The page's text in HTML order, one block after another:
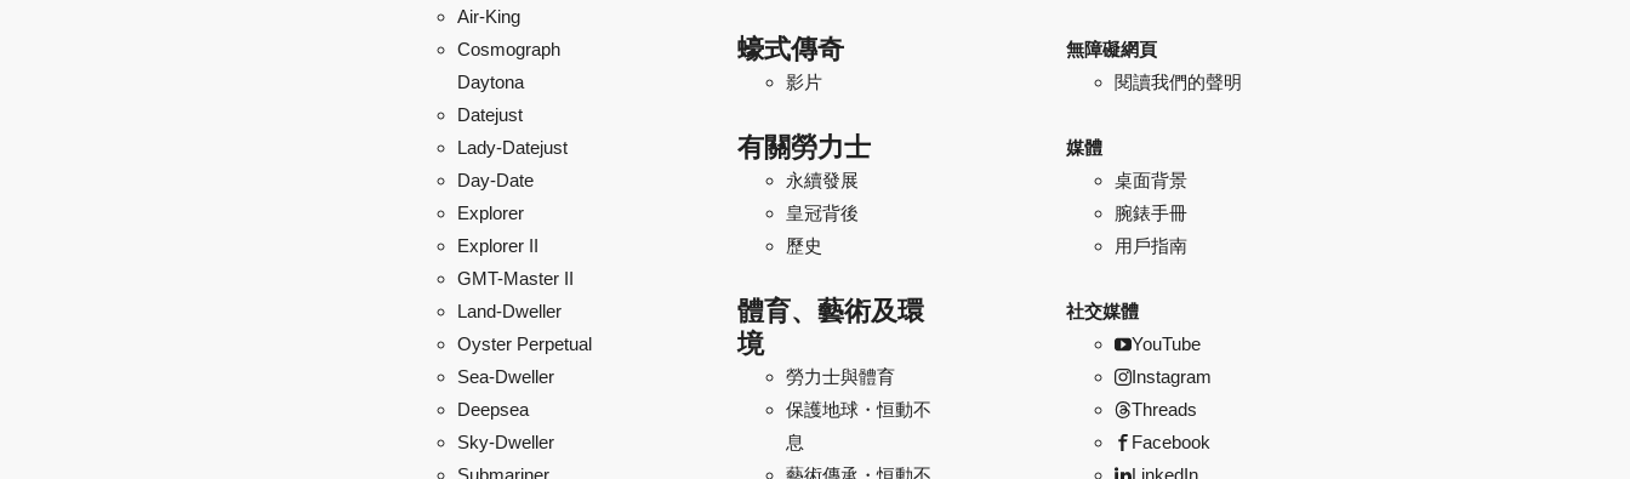
Air-King
Cosmograph
Daytona
Datejust
Lady-Datejust
Day-Date
Explorer
Explorer II
GMT-Master II
Land-Dweller
Oyster Perpetual
Sea-Dweller
Deepsea
Sky-Dweller
Submariner
蠔式傳奇
影片
有關勞力士
永續發展
皇冠背後
歷史
體育、藝術及環
境
勞力士與體育
保護地球・恒動不
息
藝術傳承・恒動不
無障礙網頁
閱讀我們的聲明
媒體
桌面背景
腕錶手冊
用戶指南
社交媒體
YouTube
Instagram
Threads
Facebook
LinkedIn